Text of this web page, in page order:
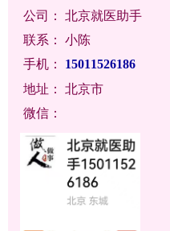
公司： 北京就医助手
联系： 小陈
手机：
15011526186
地址： 北京市
微信：